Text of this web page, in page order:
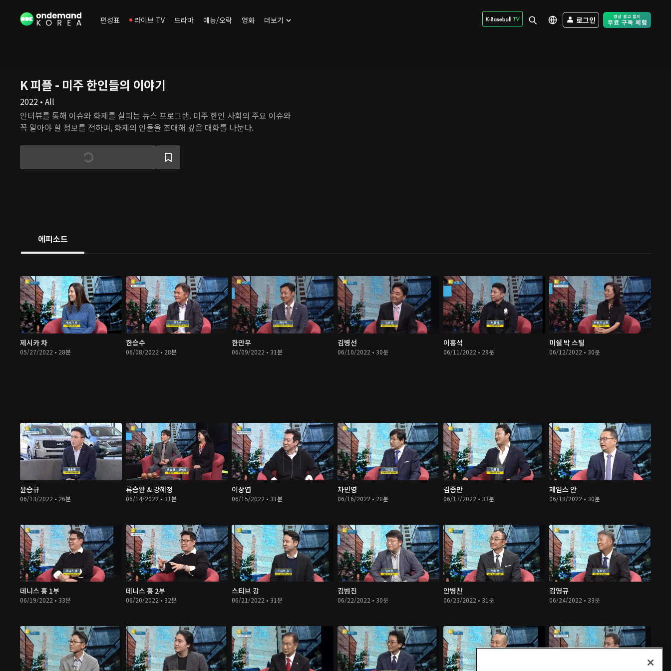
편성표 라이브 TV 드라마 예능/오락 영화 더보기 로그인 Free Trial -
K 피플 - 미주 한인들의 이야기
2022 • All
인터뷰를 통해 이슈와 화제를 살피는 뉴스 프로그램. 미주 한인 사회의 주요 이슈와
꼭 알아야 할 정보를 전하며, 화제의 인물을 초대해 깊은 대화를 나눈다.
에피소드
제시카 차
05/27/2022 • 28분
한승수
06/08/2022 • 28분
한만우
06/09/2022 • 31분
김병선
06/10/2022 • 30분
이홍석
06/11/2022 • 29분
미쉘 박 스틸
06/12/2022 • 30분
윤승규
06/13/2022 • 26분
류승완 & 강혜정
06/14/2022 • 31분
이상엽
06/15/2022 • 31분
차민영
06/16/2022 • 28분
김종만
06/17/2022 • 33분
제임스 안
06/18/2022 • 30분
데니스 홍 1부
06/19/2022 • 33분
데니스 홍 2부
06/20/2022 • 32분
스티브 강
06/21/2022 • 31분
김범진
06/22/2022 • 30분
안병찬
06/23/2022 • 31분
김영규
06/24/2022 • 33분